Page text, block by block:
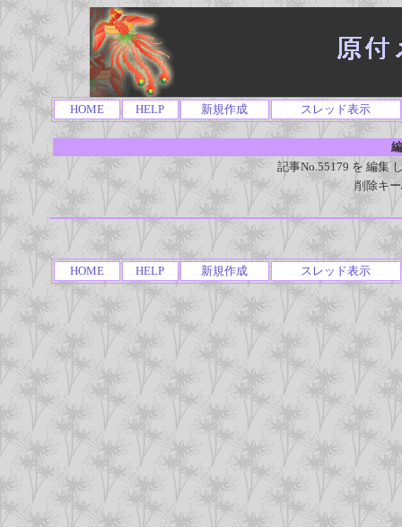
HOME HELP 新規作成 スレッド表示
記事No.55179 を 編集
削除キ
HOME HELP 新規作成 スレッド表示